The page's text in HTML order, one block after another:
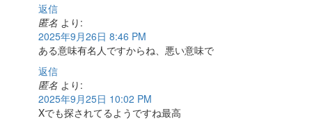
返信
匿名 より:
2025年9月26日 8:46 PM
ある意味有名人ですからね、悪い意味で
返信
匿名 より:
2025年9月25日 10:02 PM
Xでも探されてるようですね最高